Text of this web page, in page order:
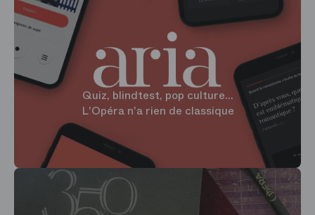
Quiz, blindtest, pop culture...
L'Opéra n'a rien de classique